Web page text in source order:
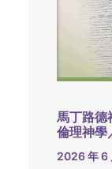
馬丁路德
倫理神學
2026 年 6